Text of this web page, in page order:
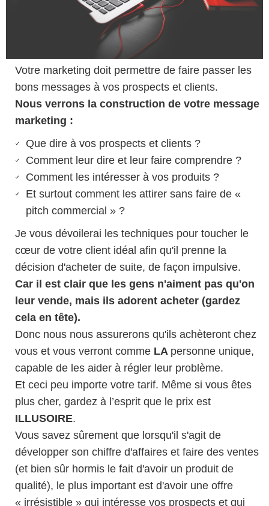
Votre marketing doit permettre de faire passer les
bons messages à vos prospects et clients.
Nous verrons la construction de votre message
marketing :
Que dire à vos prospects et clients ?
Comment leur dire et leur faire comprendre ?
Comment les intéresser à vos produits ?
Et surtout comment les attirer sans faire de «
pitch commercial » ?
Je vous dévoilerai les techniques pour toucher le
cœur de votre client idéal afin qu'il prenne la
décision d'acheter de suite, de façon impulsive.
Car il est clair que les gens n'aiment pas qu'on
leur vende, mais ils adorent acheter (gardez
cela en tête).
Donc nous nous assurerons qu'ils achèteront chez
vous et vous verront comme LA personne unique,
capable de les aider à régler leur problème.
Et ceci peu importe votre tarif. Même si vous êtes
plus cher, gardez à l’esprit que le prix est
ILLUSOIRE.
Vous savez sûrement que lorsqu'il s'agit de
développer son chiffre d'affaires et faire des ventes
(et bien sûr hormis le fait d'avoir un produit de
qualité), le plus important est d'avoir une offre
« irrésistible » qui intéresse vos prospects et qui